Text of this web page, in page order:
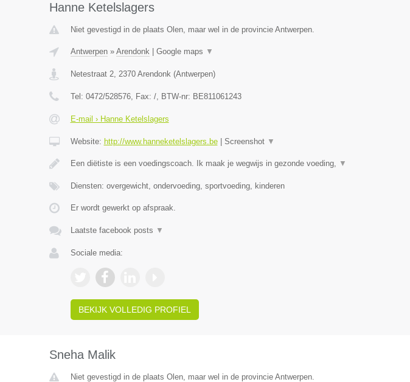
Hanne Ketelslagers
Niet gevestigd in de plaats Olen, maar wel in de provincie Antwerpen.
Antwerpen» Arendonk| Google maps ▼
Netestraat 2, 2370 Arendonk(Antwerpen)
Tel: 0472/528576, Fax: /, BTW-nr: BE811061243
E-mail › Hanne Ketelslagers
Website: http://www.hanneketelslagers.be| Screenshot ▼
Een diëtiste is een voedingscoach. Ik maak je wegwijs in gezonde voeding, ▼
Diensten: overgewicht, ondervoeding, sportvoeding, kinderen
Er wordt gewerkt op afspraak.
Laatste facebook posts ▼
Sociale media:
BEKIJK VOLLEDIG PROFIEL
Sneha Malik
Niet gevestigd in de plaats Olen, maar wel in de provincie Antwerpen.